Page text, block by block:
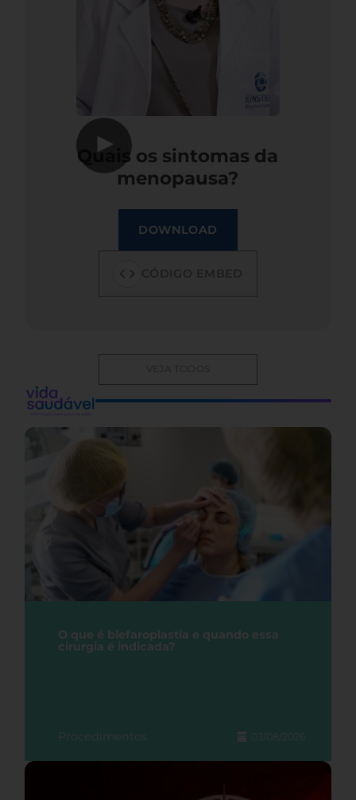
▶
Quais os sintomas da
menopausa?
DOWNLOAD
VEJA TODOS
O que é blefaroplastia e quando essa
cirurgia é indicada?
Procedimentos 03/08/2026